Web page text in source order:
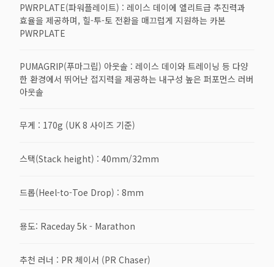
PWRPLATE(파워플레이트) : 레이스 데이에 엘리트급 추진력과
효율을 제공하며, 힐-투-토 전환을 매끄럽게 지원하는 카본
PWRPLATE
PUMAGRIP(푸마그립) 아웃솔 : 레이스 데이와 트레이닝 등 다양
한 환경에서 뛰어난 접지력을 제공하는 내구성 높은 퍼포먼스 러버
아웃솔
무게 : 170g (UK 8 사이즈 기준)
스택(Stack height) : 40mm/32mm
드롭(Heel-to-Toe Drop) : 8mm
용도: Raceday 5k - Marathon
추천 러너 : PR 체이서 (PR Chaser)